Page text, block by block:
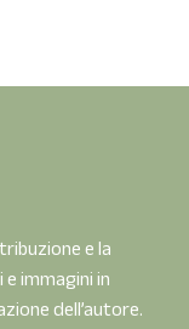
e la
e immagini in
dell’autore.